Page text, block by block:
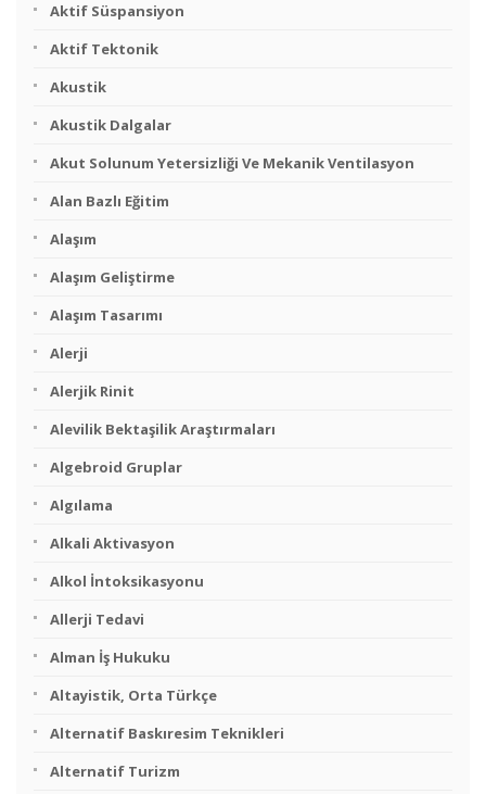
Aktif Süspansiyon
Aktif Tektonik
Akustik
Akustik Dalgalar
Akut Solunum Yetersizliği Ve Mekanik Ventilasyon
Alan Bazlı Eğitim
Alaşım
Alaşım Geliştirme
Alaşım Tasarımı
Alerji
Alerjik Rinit
Alevilik Bektaşilik Araştırmaları
Algebroid Gruplar
Algılama
Alkali Aktivasyon
Alkol İntoksikasyonu
Allerji Tedavi
Alman İş Hukuku
Altayistik, Orta Türkçe
Alternatif Baskıresim Teknikleri
Alternatif Turizm